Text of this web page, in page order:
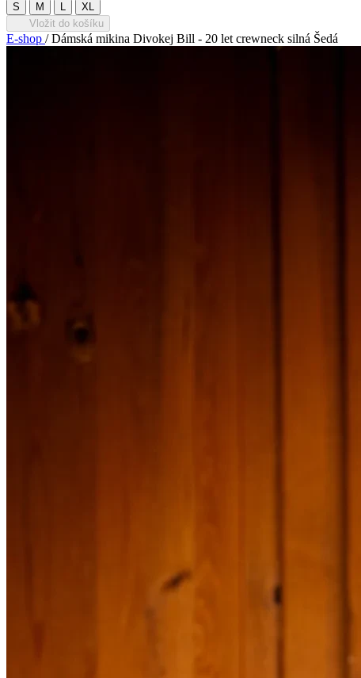
S M L
XL
Vložit do košíku
E-shop / Dámská mikina Divokej Bill - 20 let crewneck silná Šedá